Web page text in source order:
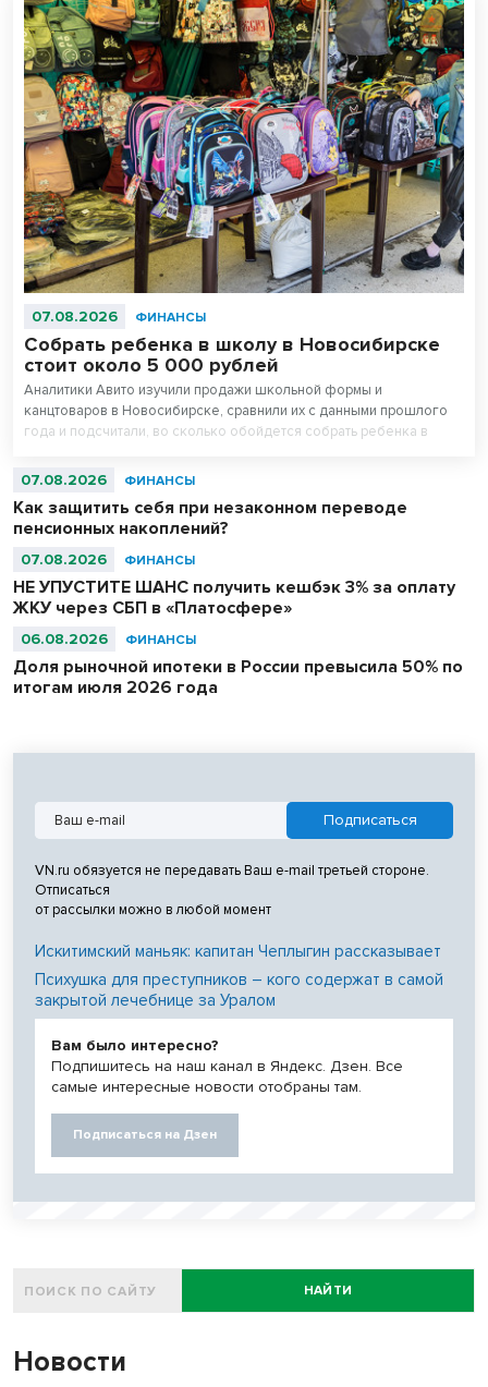
07.08.2026 ФИНАНСЫ
Собрать ребенка в школу в Новосибирске
стоит около 5 000 рублей
Аналитики Авито изучили продажи школьной формы и
канцтоваров в Новосибирске, сравнили их с данными прошлого
года и подсчитали, во сколько обойдется собрать ребенка в
стоит на треть дешевле новой, а канцтовары — в два раза.
07.08.2026 ФИНАНСЫ
Как защитить себя при незаконном переводе
пенсионных накоплений?
07.08.2026 ФИНАНСЫ
НЕ УПУСТИТЕ ШАНС получить кешбэк 3% за оплату
ЖКУ через СБП в «Платосфере»
06.08.2026 ФИНАНСЫ
Доля рыночной ипотеки в России превысила 50% по
итогам июля 2026 года
VN.ru обязуется не передавать Ваш e-mail третьей стороне.
Отписаться
от рассылки можно в любой момент
Искитимский маньяк: капитан Чеплыгин рассказывает
Психушка для преступников – кого содержат в самой
закрытой лечебнице за Уралом
Вам было интересно?
Подпишитесь на наш канал в Яндекс. Дзен. Все
самые интересные новости отобраны там.
Подписаться на Дзен
НАЙТИ
Новости